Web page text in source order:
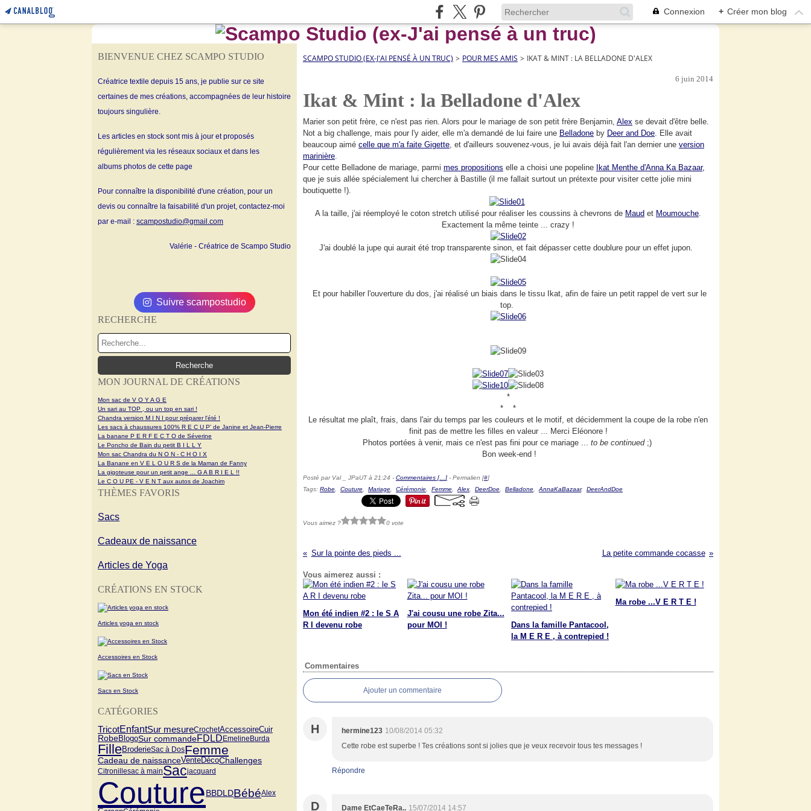
Connexion + Créer mon blog
BIENVENUE CHEZ SCAMPO STUDIO
Créatrice textile depuis 15 ans, je publie sur ce site
certaines de mes créations, accompagnées de leur histoire
toujours singulière.
Les articles en stock sont mis à jour et proposés
régulièrement via les réseaux sociaux et dans les
albums photos de cette page
Pour connaître la disponibilité d'une création, pour un
devis ou connaître la faisabilité d'un projet, contactez-moi
par e-mail : scampostudio@gmail.com
Valérie - Créatrice de Scampo Studio
Suivre scampostudio
RECHERCHE
MON JOURNAL DE CRÉATIONS
Mon sac de V O Y A G E
Un sari au TOP , ou un top en sari !
Chandra version M I N I pour préparer l'été !
Les sacs à chaussures 100% R E C U P' de Janine et Jean-Pierre
La banane P E R F E C T O de Séverine
Le Poncho de Bain du petit B I L L Y
Mon sac Chandra du N O N - C H O I X
La Banane en V E L O U R S de la Maman de Fanny
La gigoteuse pour un petit ange ... G A B R I E L !!
Le C O U PE - V E N T aux autos de Joachim
THÈMES FAVORIS
Sacs
Cadeaux de naissance
Articles de Yoga
CRÉATIONS EN STOCK
Articles yoga en stock
Accessoires en Stock
Sacs en Stock
CATÉGORIES
TricotEnfantSur mesureCrochetAccessoireCuir
RobeBlogoSur commandeFDLDEmelineBurda
FilleBroderieSac à DosFemme
Cadeau de naissanceVenteDécoChallenges
Citronillesac à mainSacjacquard
Couture BBDLDBébéAlex
SCAMPO STUDIO (EX-J'AI PENSÉ À UN TRUC) > POUR MES AMIS > IKAT & MINT : LA BELLADONE D'ALEX
6 juin 2014
Ikat & Mint : la Belladone d'Alex
Marier son petit frère, ce n'est pas rien. Alors pour le mariage de son petit frère Benjamin, Alex se devait d'être belle.
Not a big challenge, mais pour l'y aider, elle m'a demandé de lui faire une Belladone by Deer and Doe. Elle avait
beaucoup aimé celle que m'a faite Gigette, et d'ailleurs souvenez-vous, je lui avais déjà fait l'an dernier une version
marinière.
Pour cette Belladone de mariage, parmi mes propositions elle a choisi une popeline
Ikat Menthe d'Anna Ka Bazaar,
que je suis allée spécialement lui chercher à Bastille (il me fallait surtout un prétexte pour visiter cette jolie mini
boutiquette !).
A la taille, j'ai réemployé le coton stretch utilisé pour réaliser les coussins à chevrons de Maud et Moumouche.
Exactement la même teinte ... crazy !
J'ai doublé la jupe qui aurait été trop transparente sinon, et fait dépasser cette doublure pour un effet jupon.
Et pour habiller l'ouverture du dos, j'ai réalisé un biais dans le tissu Ikat, afin de faire un petit rappel de vert sur le
top.
*
* *
Le résultat me plaît, frais, dans l'air du temps par les couleurs et le motif, et décidemment la coupe de la robe n'en
finit pas de mettre les filles en valeur ... Merci Eléonore !
Photos portées à venir, mais ce n'est pas fini pour ce mariage ... to be continued;)
Bon week-end !
Posté par Val _ JPaUT à 21:24 - Commentaires [… ] - Permalien [#]
Tags: Robe Couture Mariage Cérémonie Femme Alex DeerDoe Belladone AnnaKaBazaar, DeerAndDoe
Vous aimez ? 0 vote
Sur la pointe des pieds ... La petite commande cocasse
Vous aimerez aussi :
Mon été indien #2 : le S A
R I devenu robe
J'ai cousu une robe Zita...
pour MOI !
Dans la famille Pantacool,
la M E R E , à contrepied !
Ma robe ...V E R T E !
Commentaires
Ajouter un commentaire
H hermine123 10/08/2014 05:32
Cette robe est superbe ! Tes créations sont si jolies que je veux recevoir tous tes messages !
Répondre
D Dame EtCaeTeRa.. 15/07/2014 14:57